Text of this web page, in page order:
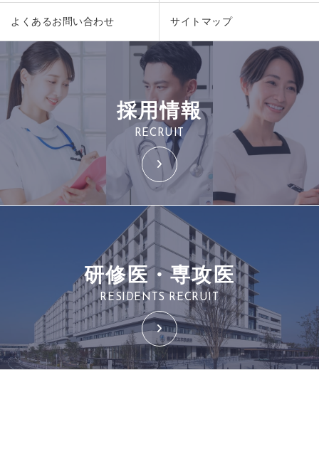
よくあるお問い合わせ サイトマップ
採用情報
RECRUIT
研修医・専攻医
RESIDENTS RECRUIT